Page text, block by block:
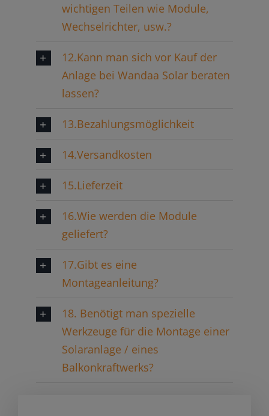
wichtigen Teilen wie Module,
Wechselrichter, usw.?
12.Kann man sich vor Kauf der
Anlage bei Wandaa Solar beraten
lassen?
13.Bezahlungsmöglichkeit
14.Versandkosten
15.Lieferzeit
16.Wie werden die Module
geliefert?
17.Gibt es eine
Montageanleitung?
18. Benötigt man spezielle
Werkzeuge für die Montage einer
Solaranlage / eines
Balkonkraftwerks?